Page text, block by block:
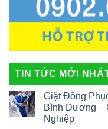
TIN TỨC MỚI
Giặt Đồng
Bình Dương –
Nghiệp